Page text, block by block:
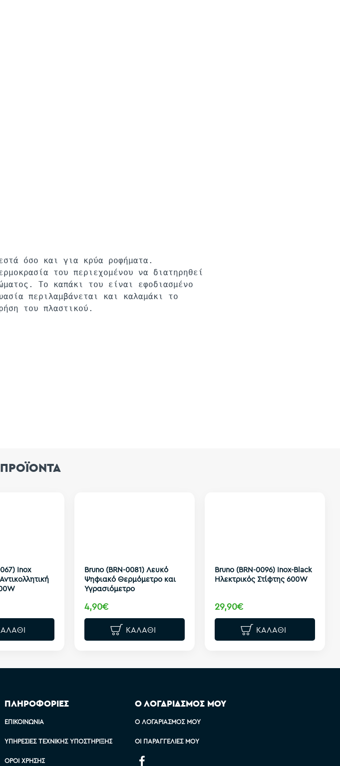
όσο και για κρύα ροφήματα.
του περιεχομένου να διατηρηθεί
Το καπάκι του είναι εφοδιασμένο
περιλαμβάνεται και καλαμάκι το
του πλαστικού.
Inox
Bruno (BRN-0081) Λευκό
Ψηφιακό Θερμόμετρο και
Υγρασιόμετρο
4,90€
ΚΑΛΆΘΙ
Bruno (BRN-0096) Inox-Black
Ηλεκτρικός Στίφτης 600W
29,90€
ΚΑΛΆΘΙ
ΠΛΗΡΟΦΟΡΙΕΣ
ΕΠΙΚΟΙΝΩΝΊΑ
ΥΠΗΡΕΣΊΕΣ ΤΕΧΝΙΚΉΣ ΥΠΟΣΤΉΡΙΞΗΣ
ΌΡΟΙ ΧΡΉΣΗΣ
Ο ΛΟΓΑΡΙΑΣΜΟΣ ΜΟΥ
Ο ΛΟΓΑΡΙΑΣΜΌΣ ΜΟΥ
ΟΙ ΠΑΡΑΓΓΕΛΊΕΣ ΜΟΥ